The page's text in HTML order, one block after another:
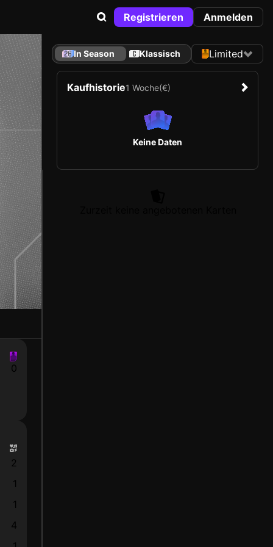
Registrieren Anmelden
0
2
1
1
4
In Season Klassisch Limited
Kaufhistorie1 Woche(€)
Keine Daten